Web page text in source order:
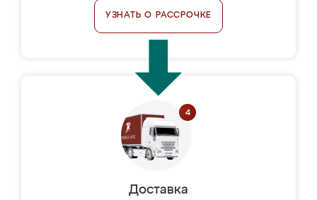
УЗНАТЬ О РАССРОЧКЕ
Доставка